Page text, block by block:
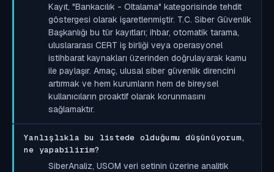
Kayıt, "Bankacılık - Oltalama" kategorisinde tehdit
göstergesi olarak işaretlenmiştir. T.C. Siber Güvenlik
Başkanlığı bu tür kayıtları; ihbar, otomatik tarama,
uluslararası CERT iş birliği veya operasyonel
istihbarat kaynakları üzerinden doğrulayarak kamu
ile paylaşır. Amaç, ulusal siber güvenlik direncini
artırmak ve hem kurumların hem de bireysel
kullanıcıların proaktif olarak korunmasını
sağlamaktır.
Yanlışlıkla bu listede olduğumu düşünüyorum,
ne yapabilirim?
SiberAnaliz, USOM veri setinin üzerine analitik